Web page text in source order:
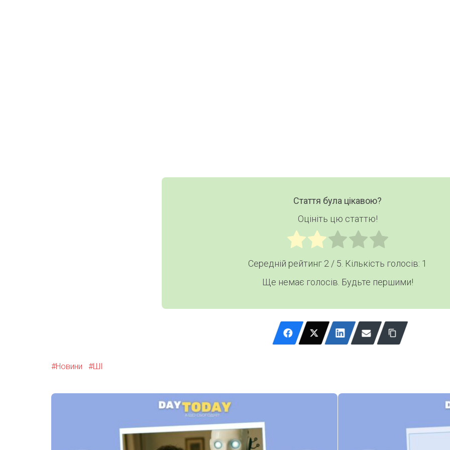
Стаття була цікавою?
Оцініть цю статтю!
Середній рейтинг 2 / 5. Кількість голосів: 1
Ще немає голосів. Будьте першими!
Новини ШІ